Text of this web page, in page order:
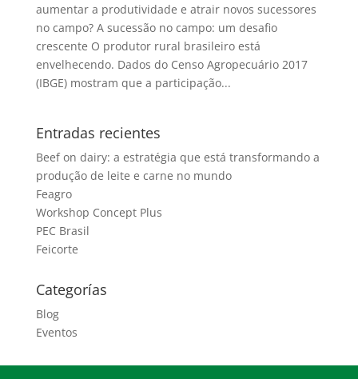
aumentar a produtividade e atrair novos sucessores
no campo? A sucessão no campo: um desafio
crescente O produtor rural brasileiro está
envelhecendo. Dados do Censo Agropecuário 2017
(IBGE) mostram que a participação...
Entradas recientes
Beef on dairy: a estratégia que está transformando a
produção de leite e carne no mundo
Feagro
Workshop Concept Plus
PEC Brasil
Feicorte
Categorías
Blog
Eventos